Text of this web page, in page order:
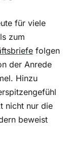
für viele
zum
folgen
der Anrede
Hinzu
nicht nur die
beweist